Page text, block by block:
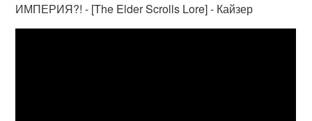
ИМПЕРИЯ?! - [The Elder Scrolls Lore] - Кайзер